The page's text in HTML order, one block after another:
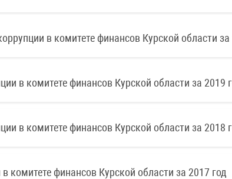
в комитете финансов Курской области за
в комитете финансов Курской области за 2019
в комитете финансов Курской области за 2018
финансов Курской области за 2017 год